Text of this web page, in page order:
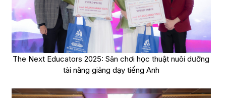
The Next Educators 2025: Sân chơi học thuật nuôi dưỡng
tài năng giảng dạy tiếng Anh